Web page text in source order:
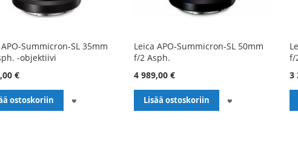
Summicron-SL 35mm
-objektiivi
€
ostoskoriin
Leica APO-Summicron-SL 50mm
f/2 Asph.
4 989,00 €
Lisää ostoskoriin
f/
3